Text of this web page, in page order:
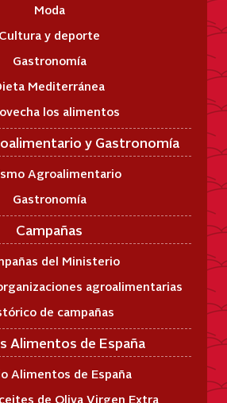
Moda
Cultura y deporte
Gastronomía
Mediterránea
los alimentos
y Gastronomía
Agroalimentario
Gastronomía
Campañas
del Ministerio
agroalimentarias
de campañas
Alimentos de España
Alimentos de España
de Oliva Virgen Extra